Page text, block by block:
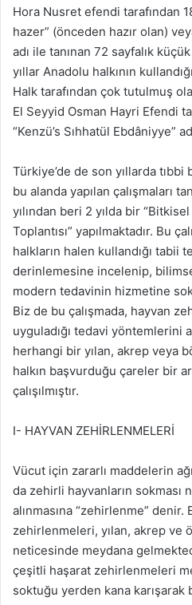
Hora Nusret efendi tarafından
hazer” (önceden hazır olan)
adı ile tanınan 72 sayfalık
yıllar Anadolu halkının
Halk tarafından çok tutulmuş
El Seyyid Osman Hayri Efendi
“Kenzü’s Sıhhatül Ebdâniyye”
Türkiye’de de son yıllarda
bu alanda yapılan çalışmaları
yılından beri 2 yılda bir
Toplantısı” yapılmaktadır. Bu
halkların halen kullandığı tabii
derinlemesine incelenip,
modern tedavinin hizmetine
Biz de bu çalışmada, hayvan
uyguladığı tedavi yöntemlerini
herhangi bir yılan, akrep veya
halkın başvurduğu çareler bir
çalışılmıştır.
I- HAYVAN ZEHİRLENMELERİ
Vücut için zararlı maddelerin
da zehirli hayvanların
alınmasına “zehirlenme”
zehirlenmeleri, yılan, akrep ve
neticesinde meydana
çeşitli haşarat zehirlenmeleri
soktuğu yerden kana karışarak